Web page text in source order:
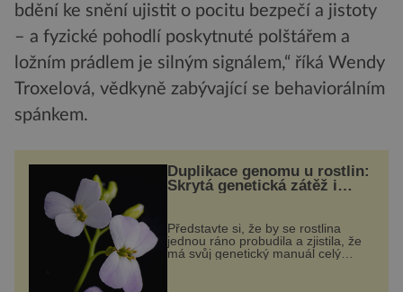
bdění ke snění ujistit o pocitu bezpečí a jistoty
– a fyzické pohodlí poskytnuté polštářem a
ložním prádlem je silným signálem,“ říká Wendy
Troxelová, vědkyně zabývající se behaviorálním
spánkem.
Duplikace genomu u rostlin:
Skrytá genetická zátěž i
Představte si, že by se rostlina
jednou ráno probudila a zjistila, že
má svůj genetický manuál celý